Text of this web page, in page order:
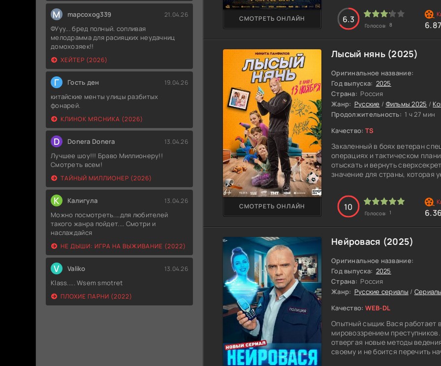
M mapcoxog339 21.04.26
ФУуу... бред полный. сопливая
мелодрамма для расияцких неудачниц
домохозяек!!
ХЕЙТЕР (2026)
Г Гость ден 19.04.26
китайские менты улицы разбитых
фонарей.
КЛИНОК МЯСНИКА (2026)
D Donera Donera 13.04.26
Лучшее шоу!!! Браво Миллионеру!!
Смотреть всем!
ТАЙНЫЙ МИЛЛИОНЕР (2026)
К Калигула 13.04.26
Можно посмотреть....для любителей
такого жанра пойдет.... Смотри и
наслаждайся
НЕ ДЫШИ: ИГРА НА ВЫЖИВАНИЕ (2022)
V Valiko 13.04.26
Klass..... Wsem smotret
ПЛОХИЕ ПАРНИ (2022)
опасности. Напряжённые
существовали давно. Но на
особый хаос и беспокойство.
Огарёв едет к Левше -
Тулы, прославившегося в
прений тот соглашается
отважный Пётр вполне
угроз. Вместе персонажи
находчивость и смекалку.
персонажи угоняют первый
врагом. Однако,
британской разведки
предположить.
СМОТРЕТЬ ОНЛАЙН 6.3
Голосов: 8
Лысый нянь (2025)
Оригинальное название:
Год выпуска: 2025
Страна: Россия
Жанр: Русские / Фильмы 2025 /
Продолжительность: 1 ч 27 мин
Качество: TS
Закаленный в боях ветеран
операциях и тактическом
отыскать и вернуть
значение для страны, которая
бэбиситтера для неугомонных
ФСБ, выступающей в роли
водовороте комичных и
обстоятельство испытывает
времени он проводит с детьми,
миссии может радикально
СМОТРЕТЬ ОНЛАЙН 10
Голосов: 1
Нейровася (2025)
Оригинальное название:
Год выпуска: 2025
Страна: Россия
Жанр: Русские сериалы /
Качество: WEB-DL
Опытный сыщик Вася работает
мировоззрением
отвергая новые методы
своему и не боится перечить